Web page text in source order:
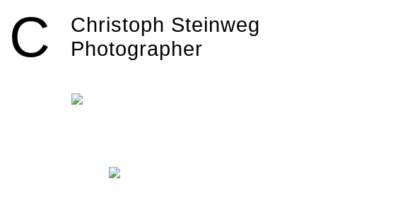
content
Christoph Steinweg
Photographer
C